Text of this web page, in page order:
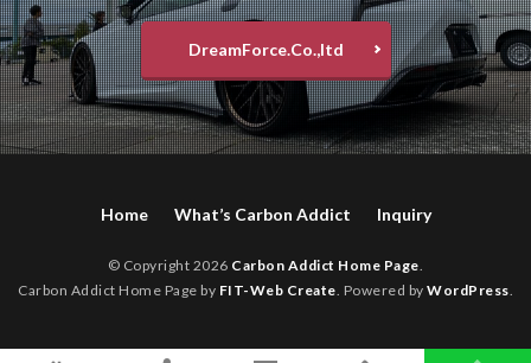
DreamForce.Co.,ltd
Home What’s Carbon Addict Inquiry
© Copyright 2026 Carbon Addict Home Page
Carbon Addict Home Page by FIT-Web Create . Powered by WordPress